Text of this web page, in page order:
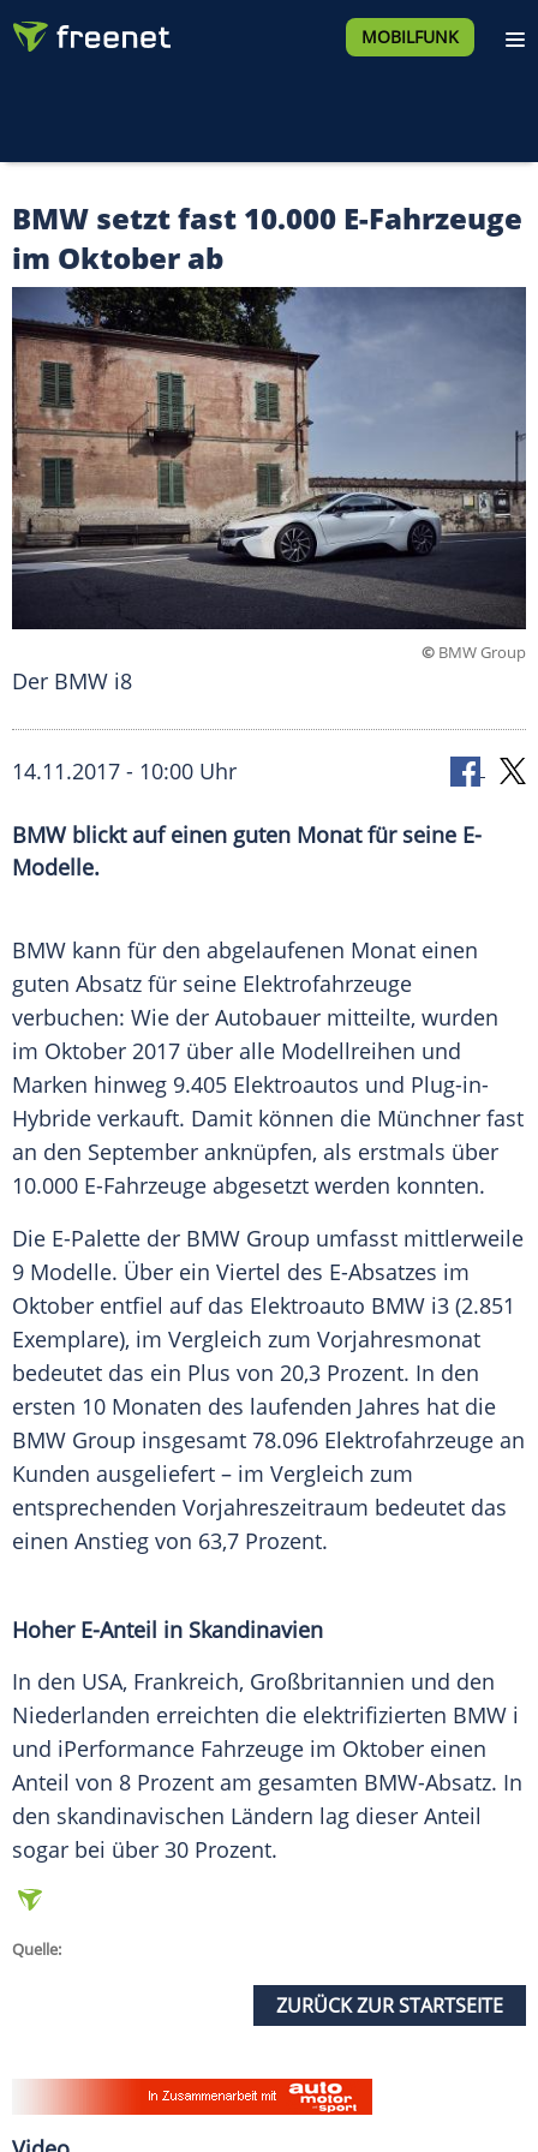
MOBILFUNK
BMW setzt fast 10.000 E-Fahrzeuge
im Oktober ab
© BMW Group
Der BMW i8
14.11.2017 - 10:00 Uhr
BMW blickt auf einen guten Monat für seine E-
Modelle.
BMW kann für den abgelaufenen Monat einen
guten Absatz für seine Elektrofahrzeuge
verbuchen: Wie der Autobauer mitteilte, wurden
im Oktober 2017 über alle Modellreihen und
Marken hinweg 9.405 Elektroautos und Plug-in-
Hybride verkauft. Damit können die Münchner fast
an den September anknüpfen, als erstmals über
10.000 E-Fahrzeuge abgesetzt werden konnten.
Die E-Palette der BMW Group umfasst mittlerweile
9 Modelle. Über ein Viertel des E-Absatzes im
Oktober entfiel auf das Elektroauto BMW i3 (2.851
Exemplare), im Vergleich zum Vorjahresmonat
bedeutet das ein Plus von 20,3 Prozent. In den
ersten 10 Monaten des laufenden Jahres hat die
BMW Group insgesamt 78.096 Elektrofahrzeuge an
Kunden ausgeliefert – im Vergleich zum
entsprechenden Vorjahreszeitraum bedeutet das
einen Anstieg von 63,7 Prozent.
Hoher E-Anteil in Skandinavien
In den USA, Frankreich, Großbritannien und den
Niederlanden erreichten die elektrifizierten BMW i
und iPerformance Fahrzeuge im Oktober einen
Anteil von 8 Prozent am gesamten BMW-Absatz. In
den skandinavischen Ländern lag dieser Anteil
sogar bei über 30 Prozent.
Quelle:
ZURÜCK ZUR STARTSEITE